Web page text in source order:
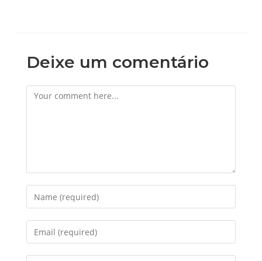
Deixe um comentário